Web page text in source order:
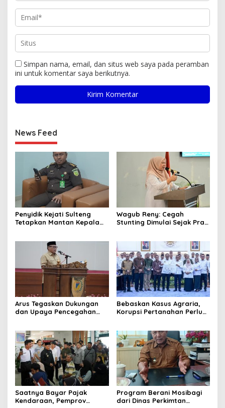
Simpan nama, email, dan situs web saya pada peramban
ini untuk komentar saya berikutnya.
News Feed
Penyidik Kejati Sulteng
Tetapkan Mantan Kepala
Tersangka Dugaan Korupsi
Pemungutan Pajak
Pertambangan
Wagub Reny: Cegah
Stunting Dimulai Sejak Pra
Arus Tegaskan Dukungan
dan Upaya Pencegahan
Bebaskan Kasus Agraria,
Korupsi Pertanahan Perlu
Saatnya Bayar Pajak
Kendaraan, Pemprov
Program Berani Mosibagi
dari Dinas Perkimtan